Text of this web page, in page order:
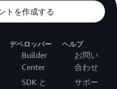
トを作成する
デベロッパー
Builder
Center
SDK と
ヘルプ
お問い
合わせ
サポー